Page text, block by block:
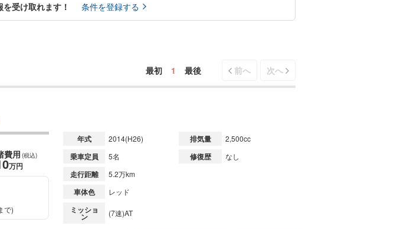
受け取れます！ 条件を登録する
最初 1 最後 前へ 次へ
費用 (税込)
万円
で)
年式 2014(H26) 排気量 2,500cc
乗車定員 5名 修復歴 なし
走行距離 5.2万km
車体色 レッド
ミッショ
ン (7速)AT